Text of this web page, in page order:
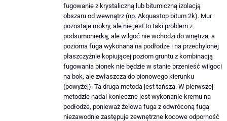
fugowanie z krystaliczną lub bitumiczną izolacją
obszaru od wewnątrz (np. Akquastop bitum 2k). Mur
pozostaje mokry, ale nie jest to taki problem z
podsumonierką, ale wilgoć nie wchodzi do wnętrza, a
pozioma fuga wykonana na podłodze i na przechylonej
płaszczyźnie kopiującej poziom gruntu z kombinacją
fugowania pionek nie będzie w stanie przenieść wilgoci
na bok, ale zwłaszcza do pionowego kierunku
(powyżej). Ta druga metoda jest tańsza. W pierwszej
metodzie nadal konieczne jest wykonanie kremu na
podłodze, ponieważ żelowa fuga z odwróconą fugą
niezawodnie zastępuje zewnętrzne kocowe odporność